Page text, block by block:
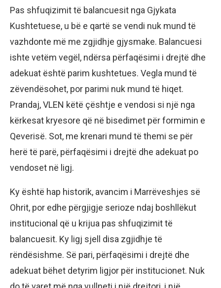
Pas shfuqizimit të balancuesit nga Gjykata
Kushtetuese, u bë e qartë se vendi nuk mund të
vazhdonte më me zgjidhje gjysmake. Balancuesi
ishte vetëm vegël, ndërsa përfaqësimi i drejtë dhe
adekuat është parim kushtetues. Vegla mund të
zëvendësohet, por parimi nuk mund të hiqet.
Prandaj, VLEN këtë çështje e vendosi si një nga
kërkesat kryesore që në bisedimet për formimin e
Qeverisë. Sot, me krenari mund të themi se për
herë të parë, përfaqësimi i drejtë dhe adekuat po
vendoset në ligj.
Ky është hap historik, avancim i Marrëveshjes së
Ohrit, por edhe përgjigje serioze ndaj boshllëkut
institucional që u krijua pas shfuqizimit të
balancuesit. Ky ligj sjell disa zgjidhje të
rëndësishme. Së pari, përfaqësimi i drejtë dhe
adekuat bëhet detyrim ligjor për institucionet. Nuk